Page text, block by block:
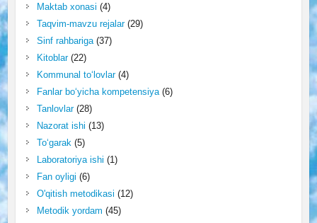
Maktab xonasi (4)
Taqvim-mavzu rejalar(29)
Sinf rahbariga(37)
Kitoblar(22)
Kommunal to‘lovlar(4)
Fanlar bo‘yicha kompetensiya(6)
Tanlovlar(28)
Nazorat ishi (13)
To‘garak (5)
Laboratoriya ishi (1)
Fan oyligi (6)
O'qitish metodikasi (12)
Metodik yordam (45)